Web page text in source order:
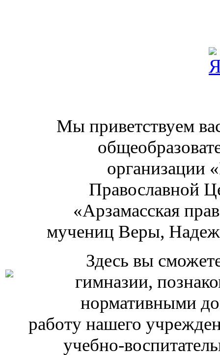
Мы приветствуем
организации
Православной
«Арзамасская
мучениц Веры,
Здесь вы
гимназии,
нормативными
работу нашего
учебно-